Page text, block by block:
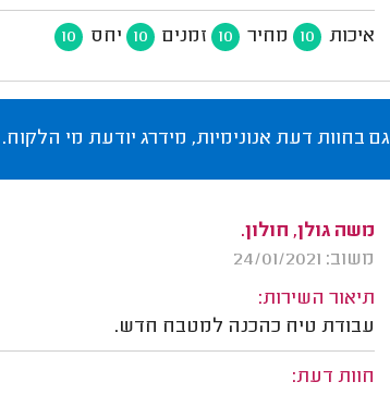
איכות 10 מחיר 10 זמנים 10 יחס 10
גם בחוות דעת אנונימיות, מידרג יודעת מי הלקוח.
משה גולן, חולון.
משוב: 24/01/2021
תיאור השירות:
עבודת טיח כהכנה למטבח חדש.
חוות דעת: